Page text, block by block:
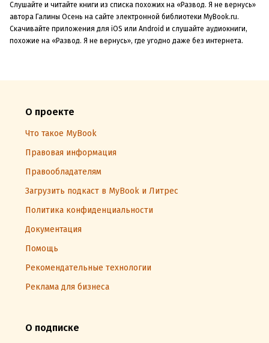
Слушайте и читайте книги из списка похожих на «Развод. Я не вернусь»
автора Галины Осень на сайте электронной библиотеки MyBook.ru.
Скачивайте приложения для iOS или Android и слушайте аудиокниги,
похожие на «Развод. Я не вернусь», где угодно даже без интернета.
О проекте
Что такое MyBook
Правовая информация
Правообладателям
Загрузить подкаст в MyBook и Литрес
Политика конфиденциальности
Документация
Помощь
Рекомендательные технологии
Реклама для бизнеса
О подписке